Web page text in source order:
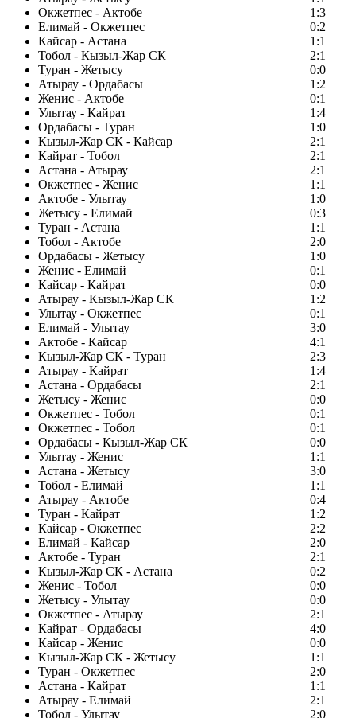
Окжетпес - Актобе
1:3
Елимай - Окжетпес
0:2
Кайсар - Астана
1:1
Тобол - Кызыл-Жар СК
2:1
Туран - Жетысу
0:0
Атырау - Ордабасы
1:2
Женис - Актобе
0:1
Улытау - Кайрат
1:4
Ордабасы - Туран
1:0
Кызыл-Жар СК - Кайсар
2:1
Кайрат - Тобол
2:1
Астана - Атырау
2:1
Окжетпес - Женис
1:1
Актобе - Улытау
1:0
Жетысу - Елимай
0:3
Туран - Астана
1:1
Тобол - Актобе
2:0
Ордабасы - Жетысу
1:0
Женис - Елимай
0:1
Кайсар - Кайрат
0:0
Атырау - Кызыл-Жар СК
1:2
Улытау - Окжетпес
0:1
Елимай - Улытау
3:0
Актобе - Кайсар
4:1
Кызыл-Жар СК - Туран
2:3
Атырау - Кайрат
1:4
Астана - Ордабасы
2:1
Жетысу - Женис
0:0
Окжетпес - Тобол
0:1
Окжетпес - Тобол
0:1
Ордабасы - Кызыл-Жар СК
0:0
Улытау - Женис
1:1
Астана - Жетысу
3:0
Тобол - Елимай
1:1
Атырау - Актобе
0:4
Туран - Кайрат
1:2
Кайсар - Окжетпес
2:2
Елимай - Кайсар
2:0
Актобе - Туран
2:1
Кызыл-Жар СК - Астана
0:2
Женис - Тобол
0:0
Жетысу - Улытау
0:0
Окжетпес - Атырау
2:1
Кайрат - Ордабасы
4:0
Кайсар - Женис
0:0
Кызыл-Жар СК - Жетысу
1:1
Туран - Окжетпес
2:0
Астана - Кайрат
1:1
Атырау - Елимай
2:1
Тобол - Улытау
2:0